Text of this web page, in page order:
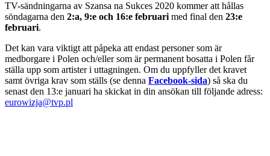
TV-sändningarna av Szansa na Sukces 2020 kommer att hållas
söndagarna den 2:a, 9:e och 16:e februarimed final den 23:e
februari.
Det kan vara viktigt att påpeka att endast personer som är
medborgare i Polen och/eller som är permanent bosatta i Polen får
ställa upp som artister i uttagningen. Om du uppfyller det kravet
samt övriga krav som ställs (se denna Facebook-sida) så ska du
senast den 13:e januari ha skickat in din ansökan till följande adress:
eurowizja@tvp.pl